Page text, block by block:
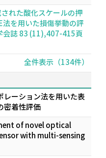
れた酸化スケールの押
法を用いた損傷挙動の評
会誌 83 (11),407-415頁
全件表示（134件）
レーション法を用いた表
密着性評価
of novel optical
with multi-sensing